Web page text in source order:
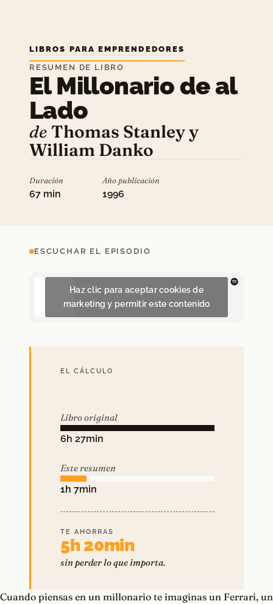
LIBROS PARA EMPRENDEDORES
RESUMEN DE LIBRO
El Millonario de al
Lado
de Thomas Stanley y
William Danko
Duración
67 min
Año publicación
1996
ESCUCHAR EL EPISODIO
Haz clic para aceptar cookies de
marketing y permitir este contenido
EL CÁLCULO
Libro original
6h 27min
Este resumen
1h 7min
TE AHORRAS
5h 20min
sin perder lo que importa.
Cuando piensas en un millonario te imaginas un Ferrari, un